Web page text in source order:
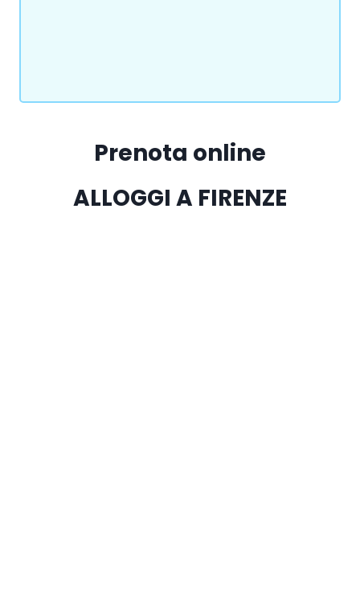
Prenota online
ALLOGGI A FIRENZE